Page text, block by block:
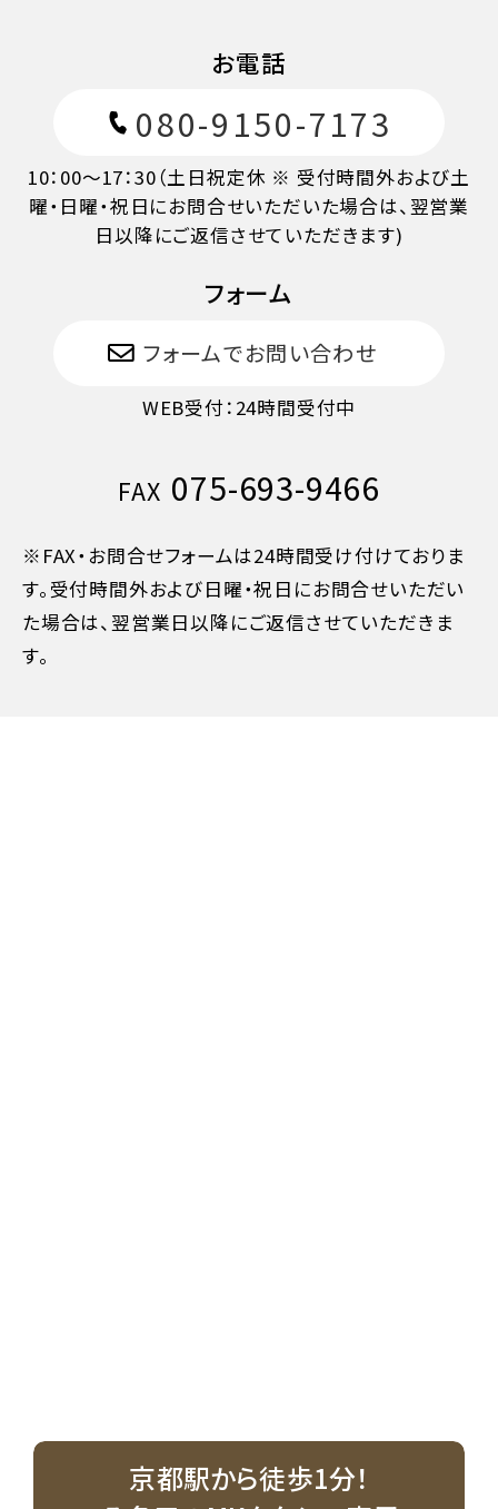
お電話
080-9150-7173
10：00～17：30（土日祝定休 ※ 受付時間外および土
曜・日曜・祝日にお問合せいただいた場合は、翌営業
日以降にご返信させていただきます)
フォーム
フォームでお問い合わせ
WEB受付：24時間受付中
FAX 075-693-9466
※FAX・お問合せフォームは24時間受け付けておりま
す。受付時間外および日曜・祝日にお問合せいただい
た場合は、翌営業日以降にご返信させていただきま
す。
京都駅から徒歩1分！